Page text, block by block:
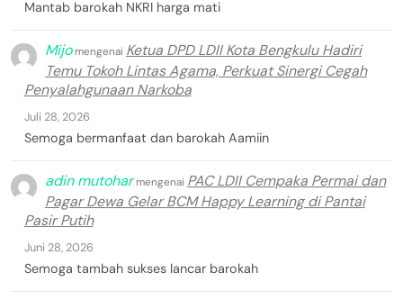
Mantab barokah NKRI harga mati
Mijomengenai Ketua DPD LDII Kota Bengkulu Hadiri
Temu Tokoh Lintas Agama, Perkuat Sinergi Cegah
Penyalahgunaan Narkoba
Juli 28, 2026
Semoga bermanfaat dan barokah Aamiin
adin mutoharmengenai PAC LDII Cempaka Permai dan
Pagar Dewa Gelar BCM Happy Learning di Pantai
Pasir Putih
Juni 28, 2026
Semoga tambah sukses lancar barokah